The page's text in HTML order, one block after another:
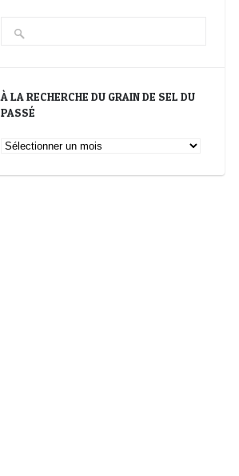
À LA RECHERCHE DU GRAIN DE SEL DU
PASSÉ
À
recherche